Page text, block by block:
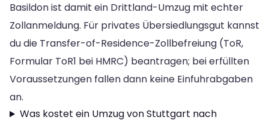
Basildon ist damit ein Drittland-Umzug mit echter
Zollanmeldung. Für privates Übersiedlungsgut kannst
du die Transfer-of-Residence-Zollbefreiung (ToR,
Formular ToR1 bei HMRC) beantragen; bei erfüllten
Voraussetzungen fallen dann keine Einfuhrabgaben
an.
Was kostet ein Umzug von Stuttgart nach